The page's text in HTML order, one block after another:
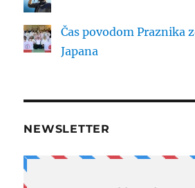
Čas povodom Praznika
Japana
NEWSLETTER